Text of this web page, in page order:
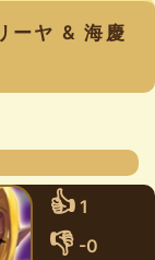
ーヤ & 海慶
👍 1
👎 -0